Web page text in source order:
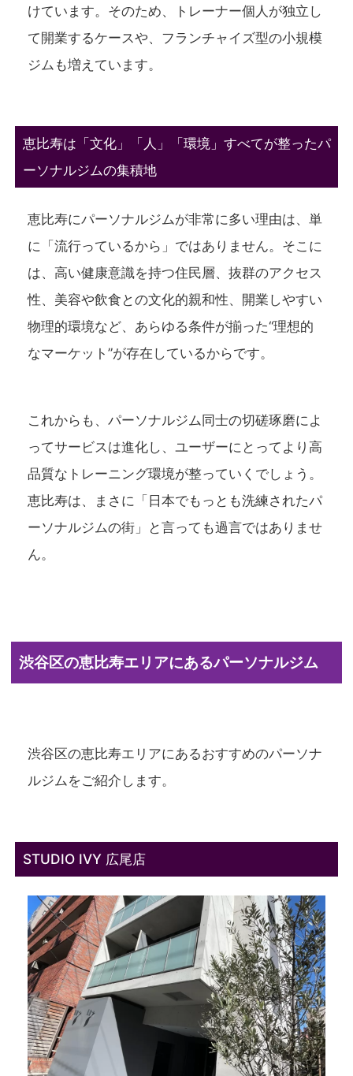
けています。そのため、トレーナー個人が独立し
て開業するケースや、フランチャイズ型の小規模
ジムも増えています。
恵比寿は「文化」「人」「環境」すべてが整ったパ
ーソナルジムの集積地
恵比寿にパーソナルジムが非常に多い理由は、単
に「流行っているから」ではありません。そこに
は、高い健康意識を持つ住民層、抜群のアクセス
性、美容や飲食との文化的親和性、開業しやすい
物理的環境など、あらゆる条件が揃った“理想的
なマーケット”が存在しているからです。
これからも、パーソナルジム同士の切磋琢磨によ
ってサービスは進化し、ユーザーにとってより高
品質なトレーニング環境が整っていくでしょう。
恵比寿は、まさに「日本でもっとも洗練されたパ
ーソナルジムの街」と言っても過言ではありませ
ん。
渋谷区の恵比寿エリアにあるパーソナルジム
渋谷区の恵比寿エリアにあるおすすめのパーソナ
ルジムをご紹介します。
STUDIO IVY 広尾店